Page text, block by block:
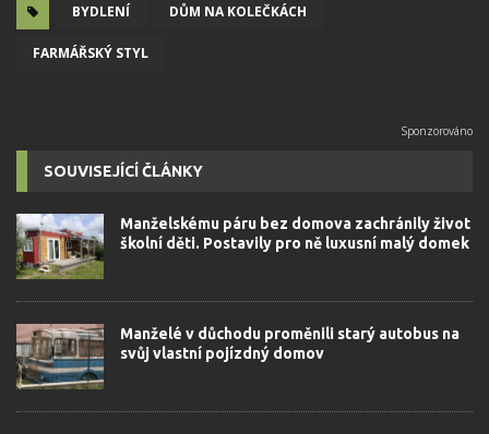
BYDLENÍ DŮM NA KOLEČKÁCH
FARMÁŘSKÝ STYL
SOUVISEJÍCÍ ČLÁNKY
Manželskému páru bez domova zachránily život
školní děti. Postavily pro ně luxusní malý domek
Manželé v důchodu proměnili starý autobus na
svůj vlastní pojízdný domov